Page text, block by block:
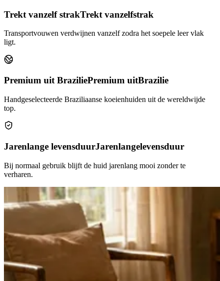
Trekt vanzelf strakTrekt vanzelfstrak
Transportvouwen verdwijnen vanzelf zodra het soepele leer vlak
ligt.
Premium uit BraziliePremium uitBrazilie
Handgeselecteerde Braziliaanse koeienhuiden uit de wereldwijde
top.
Jarenlange levensduurJarenlangelevensduur
Bij normaal gebruik blijft de huid jarenlang mooi zonder te
verharen.